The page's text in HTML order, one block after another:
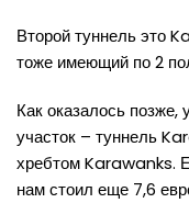
Второй туннель это
тоже имеющий по 2
Как оказалось
участок – туннель
хребтом Karawanks.
нам стоил еще 7,6